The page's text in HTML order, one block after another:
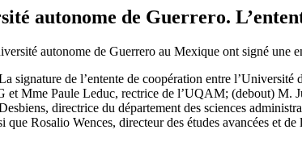
autonome de Guerrero.
autonome de Guerrero au Mexique ont signé une
signature de l’entente de coopération entre
et Mme Paule Leduc, rectrice de l’UQAM; (debout) M.
directrice du département des sciences
Rosalio Wences, directeur des études avancées et de